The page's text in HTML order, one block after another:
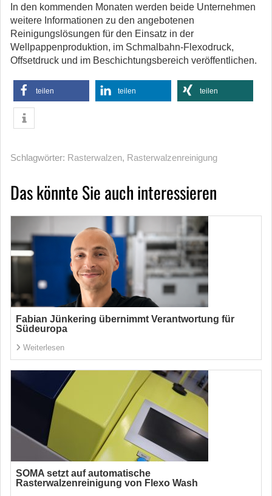
In den kommenden Monaten werden beide Unternehmen
weitere Informationen zu den angebotenen
Reinigungslösungen für den Einsatz in der
Wellpappenproduktion, im Schmalbahn-Flexodruck,
Offsetdruck und im Beschichtungsbereich veröffentlichen.
teilen teilen teilen
Schlagwörter: Rasterwalzen, Rasterwalzenreinigung
Das könnte Sie auch interessieren
Fabian Jünkering übernimmt Verantwortung für
Südeuropa
Weiterlesen
SOMA setzt auf automatische
Rasterwalzenreinigung von Flexo Wash